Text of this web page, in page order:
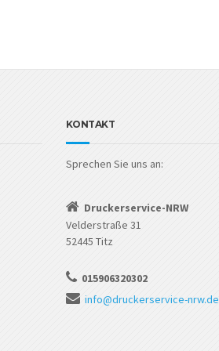
KONTAKT
Sprechen Sie uns an:
Druckerservice-NRW
Velderstraße 31
52445 Titz
015906320302
info@druckerservice-nrw.de